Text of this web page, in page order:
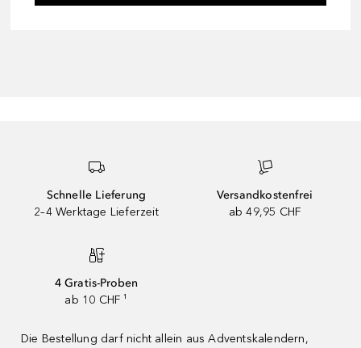
Schnelle Lieferung
2–4 Werktage Lieferzeit
Versandkostenfrei
ab 49,95 CHF
4 Gratis-Proben
ab 10 CHF ¹
Die Bestellung darf nicht allein aus Adventskalendern,